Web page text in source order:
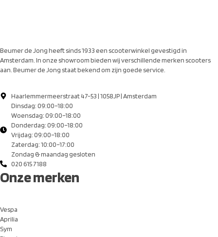
Beumer de Jong heeft sinds 1933 een scooterwinkel gevestigd in
Amsterdam. In onze showroom bieden wij verschillende merken scooters
aan. Beumer de Jong staat bekend om zijn goede service.
Haarlemmermeerstraat 47-53 | 1058JP | Amsterdam
Dinsdag: 09:00–18:00
Woensdag: 09:00–18:00
Donderdag: 09:00–18:00
Vrijdag: 09:00–18:00
Zaterdag: 10:00–17:00
Zondag & maandag gesloten
020 615 7188
Onze merken
Vespa
Aprilia
Sym